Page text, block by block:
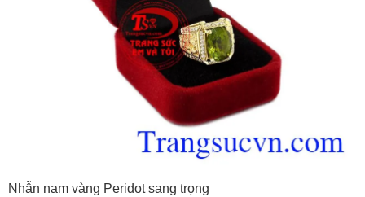
Nhẫn nam vàng Peridot sang trọng